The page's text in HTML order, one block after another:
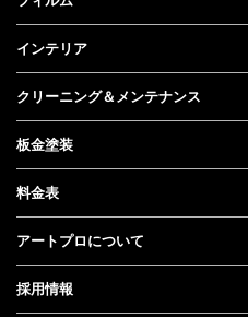
インテリア
クリーニング＆メンテナンス
板金塗装
料金表
アートプロについて
採用情報